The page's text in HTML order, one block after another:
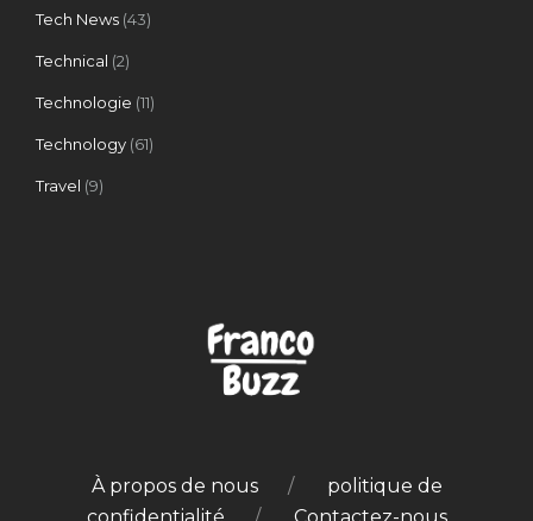
Tech News (43)
Technical (2)
Technologie (11)
Technology (61)
Travel (9)
À propos de nous
politique de
confidentialité
Contactez-nous